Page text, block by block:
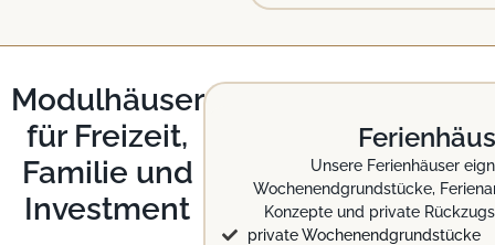
Modulhäuser
für Freizeit,
Familie und
Investment
Unsere Ferienhäuser
Wochenendgrundstücke,
Konzepte und private
private Wochenendgrundstücke